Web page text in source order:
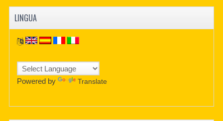
LINGUA
Powered by Translate